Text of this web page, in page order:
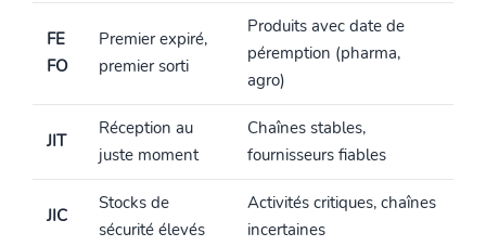
FE
FO
Premier expiré,
premier sorti
Produits avec date de
péremption (pharma,
agro)
JIT
Réception au
juste moment
Chaînes stables,
fournisseurs fiables
JIC
Stocks de
sécurité élevés
Activités critiques, chaînes
incertaines